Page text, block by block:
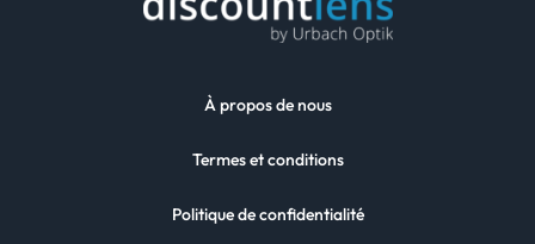
À propos de nous
Termes et conditions
Politique de confidentialité